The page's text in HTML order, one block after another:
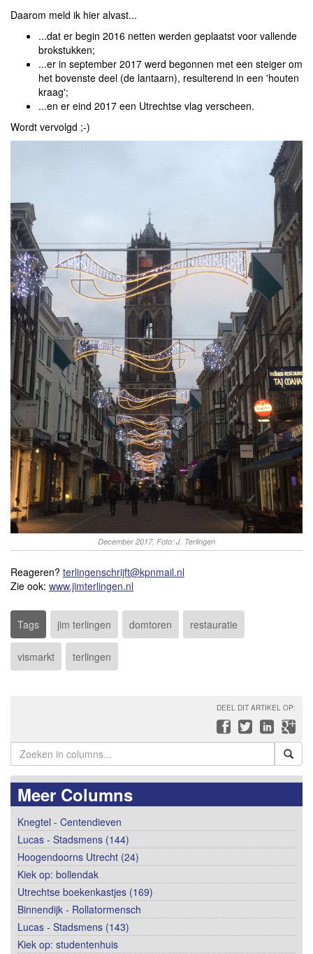
Daarom meld ik hier alvast...
...dat er begin 2016 netten werden geplaatst voor vallende
brokstukken;
...er in september 2017 werd begonnen met een steiger om
het bovenste deel (de lantaarn), resulterend in een 'houten
kraag';
...en er eind 2017 een Utrechtse vlag verscheen.
Wordt vervolgd ;-)
December 2017. Foto: J. Terlingen
Reageren? terlingenschrijft@kpnmail.nl
Zie ook: www.jimterlingen.nl
Tags jim terlingen domtoren restauratie
vismarkt terlingen
DEEL DIT ARTIKEL OP:
Meer Columns
Knegtel - Centendieven
Lucas - Stadsmens (144)
Hoogendoorns Utrecht (24)
Kiek op: bollendak
Utrechtse boekenkastjes (169)
Binnendijk - Rollatormensch
Lucas - Stadsmens (143)
Kiek op: studentenhuis